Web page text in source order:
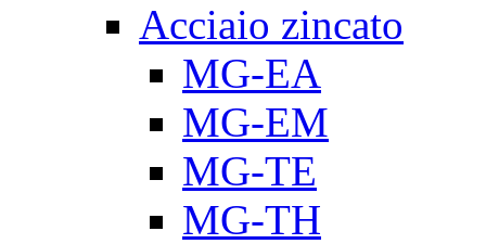
Acciaio zincato
MG-EA
MG-EM
MG-TE
MG-TH